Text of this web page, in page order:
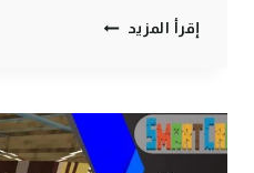
إقرأ المزيد ماين
تصنع
باك